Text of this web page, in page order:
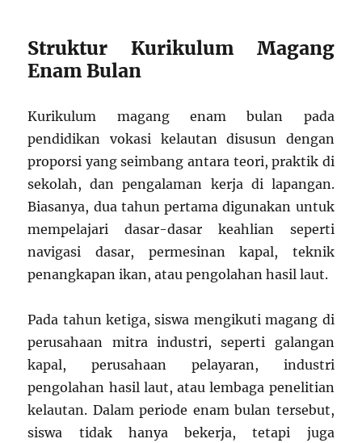
Struktur Kurikulum Magang
Enam Bulan
Kurikulum magang enam bulan pada
pendidikan vokasi kelautan disusun dengan
proporsi yang seimbang antara teori, praktik di
sekolah, dan pengalaman kerja di lapangan.
Biasanya, dua tahun pertama digunakan untuk
mempelajari dasar-dasar keahlian seperti
navigasi dasar, permesinan kapal, teknik
penangkapan ikan, atau pengolahan hasil laut.
Pada tahun ketiga, siswa mengikuti magang di
perusahaan mitra industri, seperti galangan
kapal, perusahaan pelayaran, industri
pengolahan hasil laut, atau lembaga penelitian
kelautan. Dalam periode enam bulan tersebut,
siswa tidak hanya bekerja, tetapi juga